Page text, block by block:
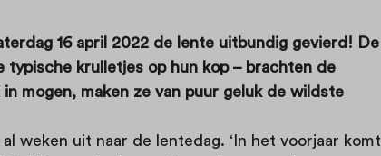
16 april 2022 de lente uitbundig gevierd! De
typische krulletjes op hun kop – brachten de
mogen, maken ze van puur geluk de wildste
weken uit naar de lentedag. ‘In het voorjaar komt